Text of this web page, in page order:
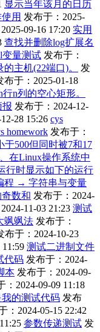
显示当年该月的日历
用 发布于：2025-
09-16 17:20 实用
查找并删除log扩展名
变量测试 发布于：
主机(22端口)。
发
布于：2025-01-18
n列的空心矩形。
报 发布于：2024-12-
28 15:26 cys
homework 发布于：
于500但同时被7和17
在Linux操作系统中
行时显示如下的运行
程 → 字符串与变量
数和 发布于：2024-
11-03 21:23 测试
飒飒法 发布于：
布于：2024-10-23
测试二进制文件
代码 发布于：2024-
本 发布于：2024-09-
：2024-09-09 11:18
的测试代码 发布
：2024-05-15 22:42
参数传递测试 发